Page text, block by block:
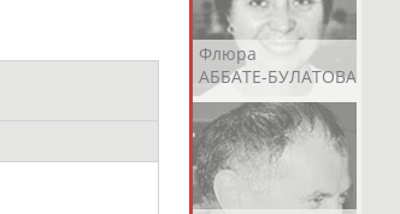
Флюра
АББАТЕ-БУЛАТОВА